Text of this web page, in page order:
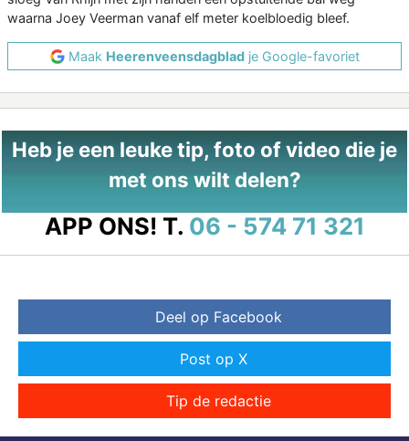
waarna Joey Veerman vanaf elf meter koelbloedig bleef.
Maak Heerenveensdagbladje Google-favoriet
Heb je een leuke tip, foto of video die je
met ons wilt delen?
APP ONS! T. 06 - 574 71 321
Deel op Facebook
Post op X
Tip de redactie